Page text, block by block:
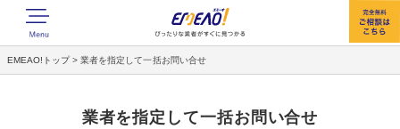
EMEAO!トップ>業者を指定して一括お問い合せ
業者を指定して一括お問い合せ